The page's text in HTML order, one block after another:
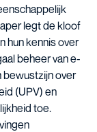
legt de kloof
hun kennis over
beheer van e-
bewustzijn over
(UPV) en
toe.